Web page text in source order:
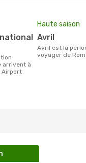
arrivent à
Airport
Haute saison
avril
avril est la période la plus chargée pour
voyager de